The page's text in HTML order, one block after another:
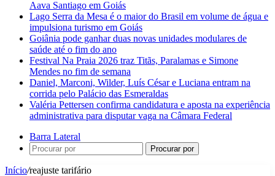
Aava Santiago em Goiás
Lago Serra da Mesa é o maior do Brasil em volume de água e
impulsiona turismo em Goiás
Goiânia pode ganhar duas novas unidades modulares de
saúde até o fim do ano
Festival Na Praia 2026 traz Titãs, Paralamas e Simone
Mendes no fim de semana
Daniel, Marconi, Wilder, Luís César e Luciana entram na
corrida pelo Palácio das Esmeraldas
Valéria Pettersen confirma candidatura e aposta na experiência
administrativa para disputar vaga na Câmara Federal
Barra Lateral
Procurar por
Início/reajuste tarifário